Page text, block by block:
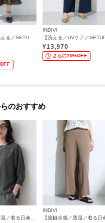
INDIVI
¥13,970
さらに20%OFF
のおすすめ
【接触冷感／透湿／着る日傘】ドルマントップス
INDIVI